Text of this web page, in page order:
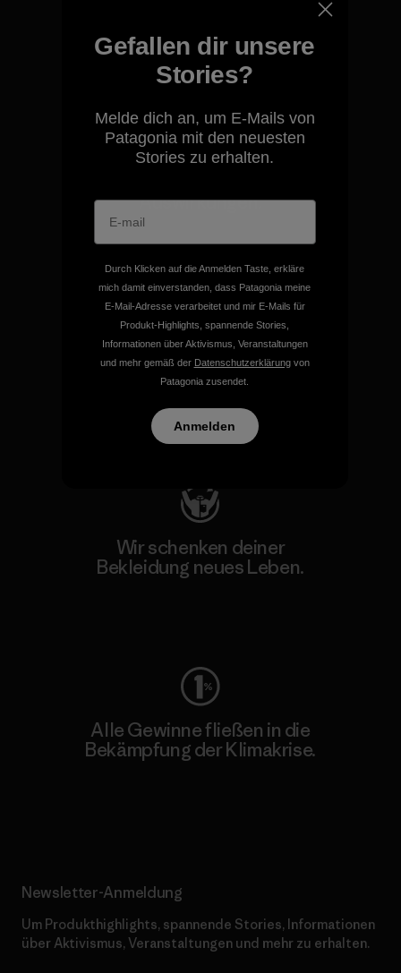
Kompromisslose Garantie
Wir übernehmen
Auswirkungen.
Wir unterstützen Klima- und
Umweltschutzgruppen.
Besuche Patagonia Action Works
Wir schenken deiner
Bekleidung neues Leben.
Alle Gewinne fließen in die
Bekämpfung der Klimakrise.
Newsletter-Anmeldung
Um Produkthighlights, spannende Stories, Informationen
über Aktivismus, Veranstaltungen und mehr zu erhalten.
Gefallen dir unsere
Stories?
Melde dich an, um E-Mails von
Patagonia mit den neuesten
Stories zu erhalten.
Durch Klicken auf die Anmelden Taste, erkläre
mich damit einverstanden, dass Patagonia meine
E-Mail-Adresse verarbeitet und mir E-Mails für
Produkt-Highlights, spannende Stories,
Informationen über Aktivismus, Veranstaltungen
und mehr gemäß der Datenschutzerklärungvon
Patagonia zusendet.
Anmelden